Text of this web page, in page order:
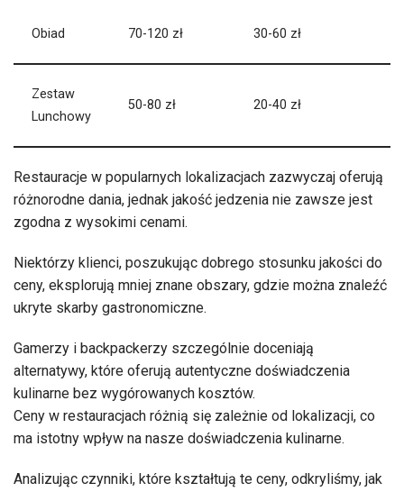
Obiad 70-120 zł 30-60 zł
Zestaw
Lunchowy
50-80 zł 20-40 zł
Restauracje w popularnych lokalizacjach zazwyczaj oferują
różnorodne dania, jednak jakość jedzenia nie zawsze jest
zgodna z wysokimi cenami.
Niektórzy klienci, poszukując dobrego stosunku jakości do
ceny, eksplorują mniej znane obszary, gdzie można znaleźć
ukryte skarby gastronomiczne.
Gamerzy i backpackerzy szczególnie doceniają
alternatywy, które oferują autentyczne doświadczenia
kulinarne bez wygórowanych kosztów.
Ceny w restauracjach różnią się zależnie od lokalizacji, co
ma istotny wpływ na nasze doświadczenia kulinarne.
Analizując czynniki, które kształtują te ceny, odkryliśmy, jak